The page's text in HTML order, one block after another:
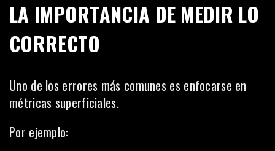
LA IMPORTANCIA DE MEDIR LO
CORRECTO
Uno de los errores más comunes es enfocarse en
métricas superficiales.
Por ejemplo: